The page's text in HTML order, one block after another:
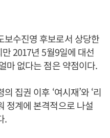
보수진영 후보로서 상당한
2017년 5월9일에 대선
마 없다는 점은 약점이다.
집권 이후 ‘여시재’와 ‘리
정계에 본격적으로 나설
.